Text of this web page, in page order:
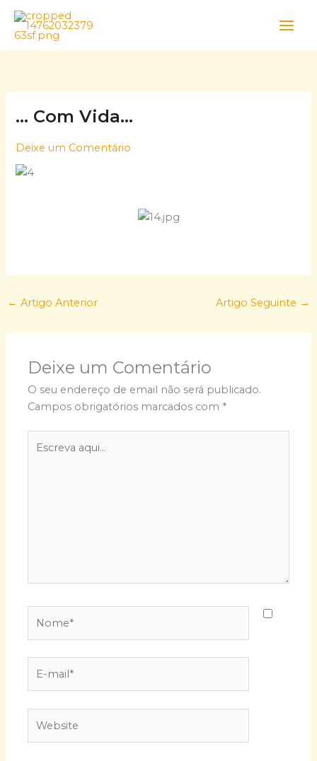
Skip
content
… Com Vida…
Deixe um Comentário
← Artigo Anterior Artigo Seguinte →
Deixe um Comentário
O seu endereço de email não será publicado.
Campos obrigatórios marcados com *
aqui...
mail*